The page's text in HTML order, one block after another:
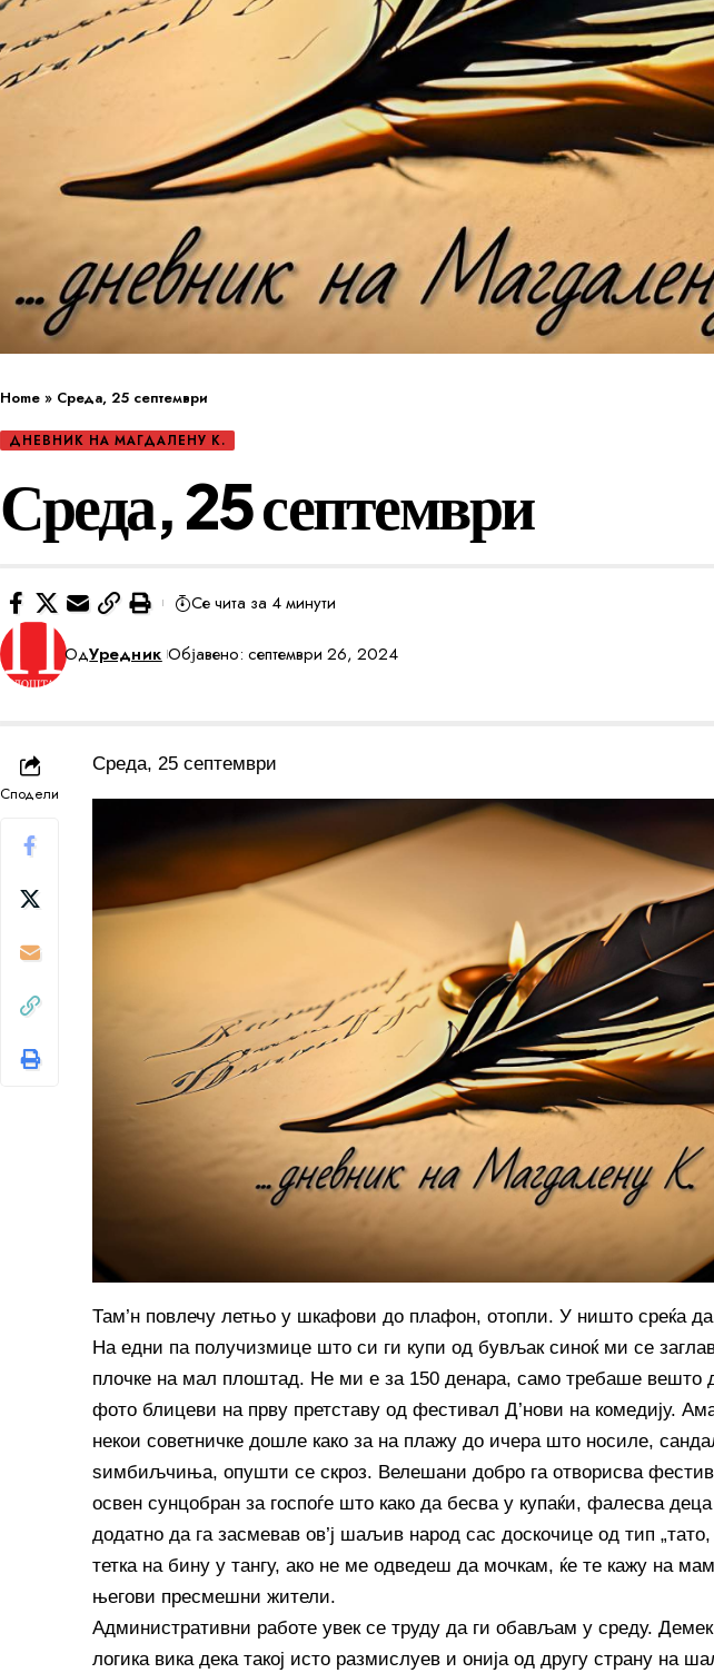
Home » Среда, 25 септември
ДНЕВНИК НА МАГДАЛЕНУ К.
Среда, 25 септември
ОдУредник Објавено: септември 26, 2024
Се чита за 4 минути
Сподели
Среда, 25 септември
Там’н повлечу летњо у шкафови до плафон, отопли. У ништо среќа
На едни па получизмице што си ги купи од бувљак синоќ ми се
плочке на мал плоштад. Не ми е за 150 денара, само требаше вешто
фото блицеви на прву претставу од фестивал Д’нови на комедију.
некои советничке дошле како за на плажу до ичера што носиле,
ѕимбиљчиња, опушти се скроз. Велешани добро га отворисва
освен сунцобран за госпоѓе што како да бесва у купаќи, фалесва
додатно да га засмевав ов’ј шаљив народ сас доскочице од тип
тетка на бину у тангу, ако не ме одведеш да мочкам, ќе те кажу на
његови пресмешни жители.
Административни работе увек се труду да ги обављам у среду. Демек
логика вика дека такој исто размислуев и онија од другу страну на